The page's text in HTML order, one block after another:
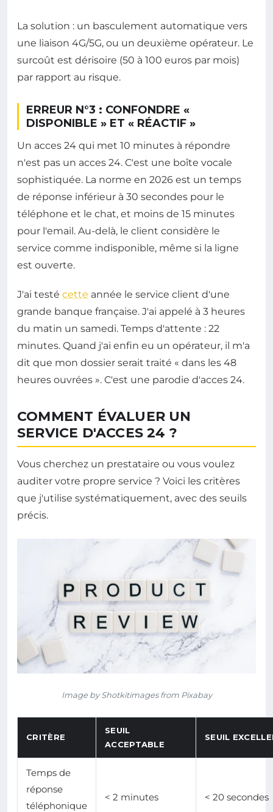
La solution : un basculement automatique vers
une liaison 4G/5G, ou un deuxième opérateur. Le
surcoût est dérisoire (50 à 100 euros par mois)
par rapport au risque.
ERREUR N°3 : CONFONDRE «
DISPONIBLE » ET « RÉACTIF »
Un acces 24 qui met 10 minutes à répondre
n'est pas un acces 24. C'est une boîte vocale
sophistiquée. La norme en 2026 est un temps
de réponse inférieur à 30 secondes pour le
téléphone et le chat, et moins de 15 minutes
pour l'email. Au-delà, le client considère le
service comme indisponible, même si la ligne
est ouverte.
J'ai testé cette année le service client d'une
grande banque française. J'ai appelé à 3 heures
du matin un samedi. Temps d'attente : 22
minutes. Quand j'ai enfin eu un opérateur, il m'a
dit que mon dossier serait traité « dans les 48
heures ouvrées ». C'est une parodie d'acces 24.
COMMENT ÉVALUER UN
SERVICE D'ACCES 24 ?
Vous cherchez un prestataire ou vous voulez
auditer votre propre service ? Voici les critères
que j'utilise systématiquement, avec des seuils
précis.
Image by Shotkitimages from Pixabay
CRITÈRE
SEUIL
ACCEPTABLE
SEUIL
Temps de
réponse
téléphonique
< 2 minutes < 20 secondes